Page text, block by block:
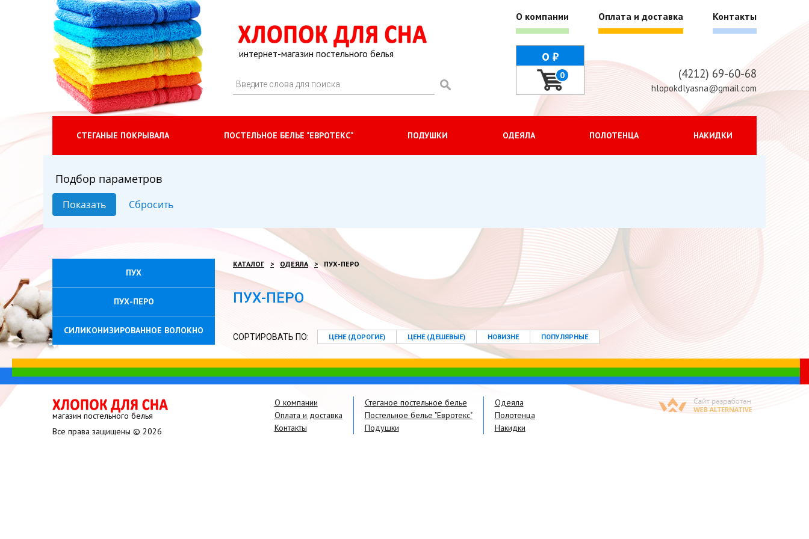
интернет-магазин постельного белья
О компании Оплата и доставка Контакты
0 г
0 (4212) 69-60-68
hlopokdlyasna@gmail.com
СТЕГАНЫЕ ПОКРЫВАЛА ПОСТЕЛЬНОЕ БЕЛЬЕ "ЕВРОТЕКС" ПОДУШКИ ОДЕЯЛА ПОЛОТЕНЦА НАКИДКИ
Подбор параметров
ПУХ
ПУХ-ПЕРО
СИЛИКОНИЗИРОВАННОЕ ВОЛОКНО
КАТАЛОГ ОДЕЯЛА ПУХ-ПЕРО
ПУХ-ПЕРО
СОРТИРОВАТЬ ПО: ЦЕНЕ (ДОРОГИЕ) ЦЕНЕ (ДЕШЕВЫЕ) НОВИЗНЕ ПОПУЛЯРНЫЕ
магазин постельного белья
Все права защищены © 2026
О компании
Оплата и доставка
Контакты
Стеганое постельное белье
Постельное белье "Евротекс"
Подушки
Одеяла
Полотенца
Накидки